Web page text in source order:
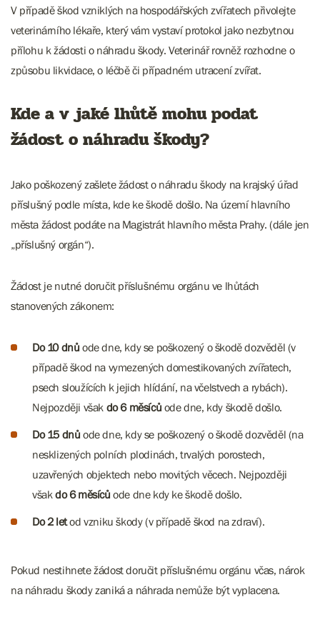
V případě škod vzniklých na hospodářských zvířatech přivolejte
veterinárního lékaře, který vám vystaví protokol jako nezbytnou
přílohu k žádosti o náhradu škody. Veterinář rovněž rozhodne o
způsobu likvidace, o léčbě či případném utracení zvířat.
Kde a v jaké lhůtě mohu podat
žádost o náhradu škody?
Jako poškozený zašlete žádost o náhradu škody na krajský úřad
příslušný podle místa, kde ke škodě došlo. Na území hlavního
města žádost podáte na Magistrát hlavního města Prahy. (dále jen
„příslušný orgán“).
Žádost je nutné doručit příslušnému orgánu ve lhůtách
stanovených zákonem:
Do 10 dnů ode dne, kdy se poškozený o škodě dozvěděl (v
případě škod na vymezených domestikovaných zvířatech,
psech sloužících k jejich hlídání, na včelstvech a rybách).
Nejpozději však do 6 měsíců ode dne, kdy škodě došlo.
Do 15 dnů ode dne, kdy se poškozený o škodě dozvěděl (na
nesklizených polních plodinách, trvalých porostech,
uzavřených objektech nebo movitých věcech. Nejpozději
však do 6 měsíců ode dne kdy ke škodě došlo.
Do 2 letod vzniku škody (v případě škod na zdraví).
Pokud nestihnete žádost doručit příslušnému orgánu včas, nárok
na náhradu škody zaniká a náhrada nemůže být vyplacena.